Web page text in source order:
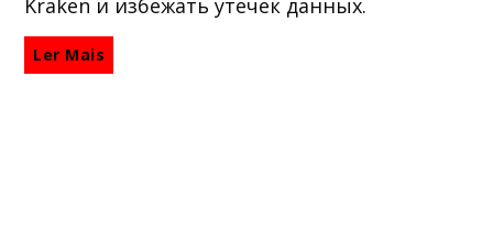
Kraken и избежать утечек данных.
Ler Mais